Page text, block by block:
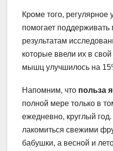
Кроме того, регулярное
помогает
результатам
которые ввели их в
мышц улучшилось на
Напомним, что польза
полной мере только в
ежедневно, круглый
лакомиться свежими
бабушки, а весной и